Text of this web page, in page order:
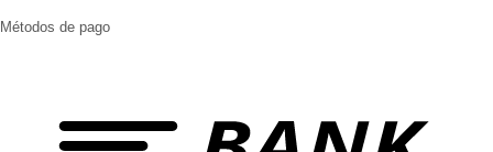
Métodos de pago